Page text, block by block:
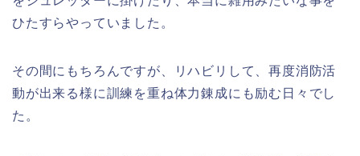
ひたすらやっていました。
その間にもちろんですが、リハビリして、再度消防活
動が出来る様に訓練を重ね体力錬成にも励む日々でし
た。